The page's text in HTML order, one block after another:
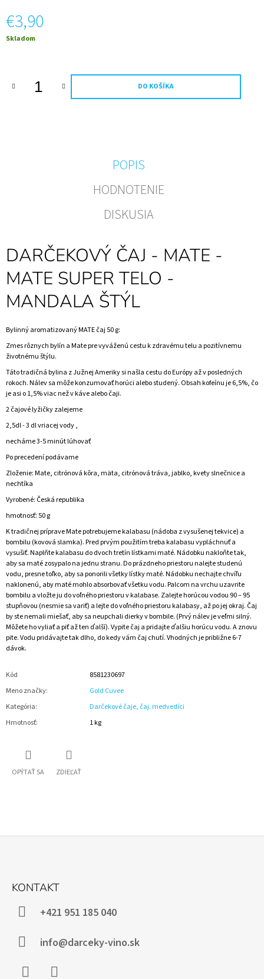
€3,90
Jednotková
Skladom
DO KOŠÍKA
POPIS
HODNOTENIE
DISKUSIA
DARČEKOVÝ ČAJ - MATE -
MATE SUPER TELO -
MANDALA ŠTÝL
Bylinný aromatizovaný MATE čaj 50 g:
Zmes rôznych bylín a Mate pre vyváženú cestu k zdravému telu a pozitívnemu
životnému štýlu.
Táto tradičná bylina z Južnej Ameriky si našla cestu do Európy až v posledných
rokoch. Nálev sa môže konzumovať horúci alebo studený. Obsah kofeínu je 6,5%, čo
je asi o 1,5% viac než v káve alebo čaji.
2 čajové lyžičky zalejeme
2,5dl - 3 dl vriacej vody ,
necháme 3-5 minút lúhovať
Po precedení podávame
Zloženie: Mate, citrónová kôra, mäta, citrónová tráva, jablko, kvety slnečnice a
nechtíka
Vyrobené: Česká republika
hmotnosť: 50 g
K tradičnej príprave Mate potrebujeme kalabasu (nádoba z vysušenej tekvice) a
bombilu (kovová slamka). Pred prvým použitím treba kalabasu vypláchnuť a
vysušiť. Naplňte kalabasu do dvoch tretín lístkami maté. Nádobku nakloňte tak,
aby sa maté zosypalo na jednu stranu. Do prázdneho priestoru nalejte studenú
vodu, presne toľko, aby sa ponorili všetky lístky maté. Nádobku nechajte chvíľu
naklonenú, aby maté mohlo absorbovať všetku vodu. Palcom na vrchu uzavrite
bombilu a vložte ju do voľného priestoru v kalabase. Zalejte horúcou vodou 90 – 95
stupňovou (nesmie sa variť) a lejte do voľného priestoru kalabasy, až po jej okraj. Čaj
by ste nemali miešať, aby sa neupchali dierky v bombile. (Prvý nálev je veľmi silný.
Môžete ho vyliať a piť až ten ďalší). Vypite čaj a pridajte ďalšiu horúcu vodu. A znovu
pite. Vodu pridávajte tak dlho, do kedy vám čaj chutí. Vhodných je približne 6-7
dávok.
Kód
8581230697
Meno značky:
Gold Cuvee
Kategória:
Darčekové čaje, čaj. medvedíci
Hmotnosť: 1 kg
OPÝTAŤ SA ZDIEĽAŤ
E
ČUČORIEDKOVÉ
VÍNO
KONTAKT
+421 951 185 040
info@darceky-vino.sk